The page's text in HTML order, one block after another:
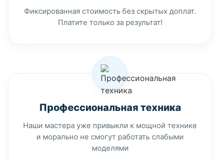
Фиксированная стоимость без скрытых доплат.
Платите только за результат!
Профессиональная техника
Наши мастера уже привыкли к мощной технике
и морально не смогут работать слабыми
моделями